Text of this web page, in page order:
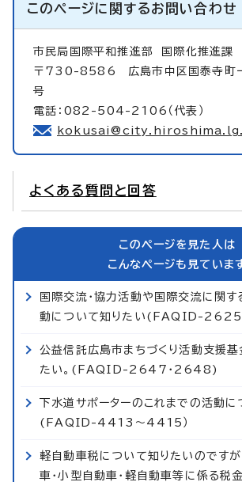
このページに関するお問い合わせ
市民局国際平和推進部
国際化推進課
〒730-8586 広島市中区国泰寺町
号
電話：082-504-2106（代表）
よくある質問と回答
このページを見た人は
こんなページも見ていま
国際交流・協力活動や国際交流に関す
動について知りたい(FAQID-
公益信託広島市まちづくり活動支援基
たい。(FAQID-2647・2648)
下水道サポーターのこれまでの活動に
(FAQID-4413～4415）
軽自動車税について知りたいのですが
車・小型自動車・軽自動車等に係る税